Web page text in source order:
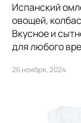
Испанский
овощей,
Вкусное и
для любого
26 ноября, 2024